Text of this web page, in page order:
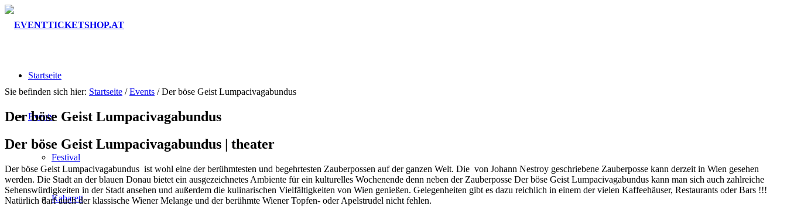
Startseite
Events
Festival
Kabarett
Sie befinden sich hier: Startseite / Events / Der böse Geist Lumpacivagabundus
Der böse Geist Lumpacivagabundus
Der böse Geist Lumpacivagabundus | theater
Der böse Geist Lumpacivagabundus ist wohl eine der berühmtesten und begehrtesten Zauberpossen auf der ganzen Welt. Die von Johann Nestroy geschriebene Zauberposse kann derzeit in Wien gesehen
werden. Die Stadt an der blauen Donau bietet ein ausgezeichnetes Ambiente für ein kulturelles Wochenende denn neben der Zauberposse Der böse Geist Lumpacivagabundus kann man sich auch zahlreiche
Sehenswürdigkeiten in der Stadt ansehen und außerdem die kulinarischen Vielfältigkeiten von Wien genießen. Gelegenheiten gibt es dazu reichlich in einem der vielen Kaffeehäuser, Restaurants oder Bars !!!
Natürlich darf auch der klassische Wiener Melange und der berühmte Wiener Topfen- oder Apelstrudel nicht fehlen.